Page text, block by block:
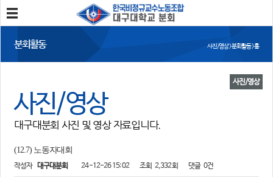
분회소개
분회활동
공지사항
사진/영상
정보와 소식
분회활동 사진/영상 > 분회활동 > 홈
사진/영상
대구대분회 사진 및 영상 자료입니다.
사진/영상
(12.7) 노동자대회
작성자 대구대분회 24-12-26 15:02 조회 2,332회 댓글 0건